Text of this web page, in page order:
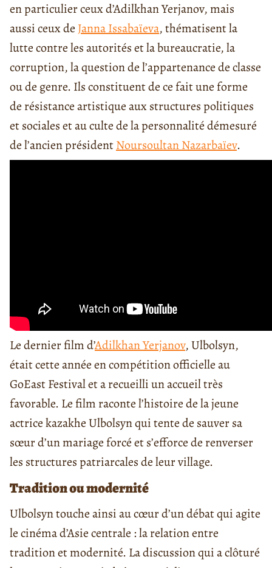
en particulier ceux d’Adilkhan Yerjanov, mais
aussi ceux de Janna Issabaïeva, thématisent la
lutte contre les autorités et la bureaucratie, la
corruption, la question de l’appartenance de classe
ou de genre. Ils constituent de ce fait une forme
de résistance artistique aux structures politiques
et sociales et au culte de la personnalité démesuré
de l’ancien présidentNoursoultan Nazarbaïev.
Le dernier film d’Adilkhan Yerjanov, Ulbolsyn,
était cette année en compétition officielle au
GoEast Festival et a recueilli un accueil très
favorable. Le film raconte l’histoire de la jeune
actrice kazakhe Ulbolsyn qui tente de sauver sa
sœur d’un mariage forcé et s’efforce de renverser
les structures patriarcales de leur village.
Tradition ou modernité
Ulbolsyn touche ainsi au cœur d’un débat qui agite
le cinéma d’Asie centrale : la relation entre
tradition et modernité. La discussion qui a clôturé